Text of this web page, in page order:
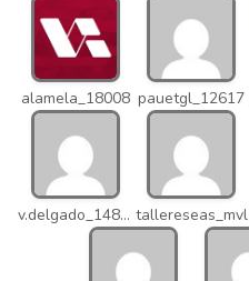
alamela_18008 pauetgl_12617
v.delgado_14821 tallereseas_mvl